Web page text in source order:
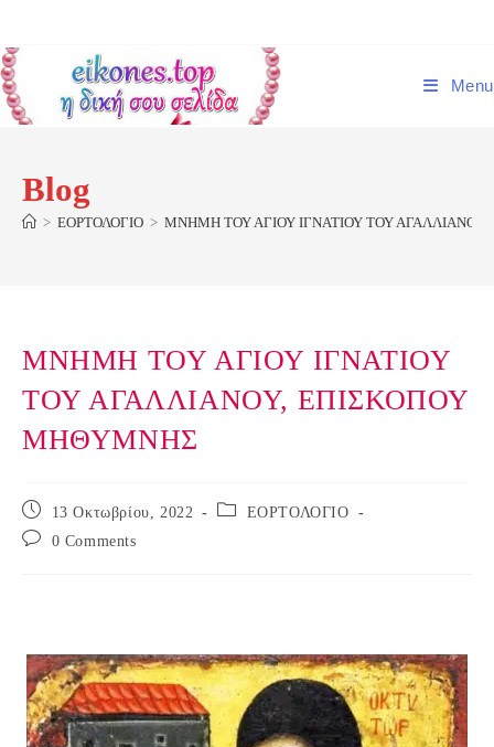
content
Menu
Blog
> ΕΟΡΤΟΛΟΓΙΟ > ΜΝΗΜΗ ΤΟΥ ΑΓΙΟΥ ΙΓΝΑΤΙΟΥ ΤΟΥ
ΜΝΗΜΗ ΤΟΥ ΑΓΙΟΥ ΙΓΝΑΤΙΟΥ
ΤΟΥ ΑΓΑΛΛΙΑΝΟΥ, ΕΠΙΣΚΟΠΟΥ
ΜΗΘΥΜΝΗΣ
Post
published:
13 Οκτωβρίου, 2022
Post
ΕΟΡΤΟΛΟΓΙΟ
Post
0 Comments